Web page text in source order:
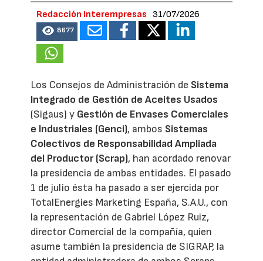
Redacción Interempresas 31/07/2026
8677
Los Consejos de Administración de Sistema
Integrado de Gestión de Aceites Usados
(Sigaus) y Gestión de Envases Comerciales
e Industriales (Genci), ambos Sistemas
Colectivos de Responsabilidad Ampliada
del Productor (Scrap), han acordado renovar
la presidencia de ambas entidades. El pasado
1 de julio ésta ha pasado a ser ejercida por
TotalEnergies Marketing España, S.A.U., con
la representación de Gabriel López Ruiz,
director Comercial de la compañía, quien
asume también la presidencia de SIGRAP, la